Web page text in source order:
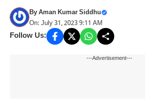
ByAman Kumar Siddhu
On: July 31, 2023 9:11 AM
Follow Us:
---Advertisement---